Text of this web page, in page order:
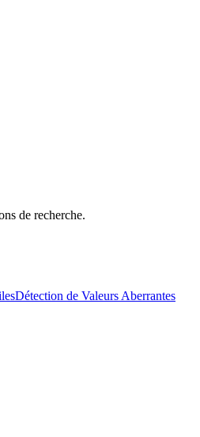
de recherche.
Détection de Valeurs Aberrantes